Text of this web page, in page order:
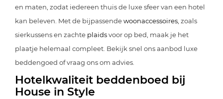
en maten, zodat iedereen thuis de luxe sfeer van een hotel
kan beleven. Met de bijpassendewoonaccessoires , zoals
sierkussens en zachte plaidsvoor op bed, maak je het
plaatje helemaal compleet. Bekijk snel ons aanbod luxe
beddengoed of vraag ons om advies.
Hotelkwaliteit beddenboed bij
House in Style